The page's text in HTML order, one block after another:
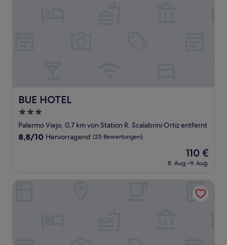
BUE HOTEL
BUE HOTEL
3.0-
Sterne-
Unterkunft
Palermo Viejo, 0,7 km von Station R. Scalabrini Ortiz entfernt
8.8
Bewertungen)
8,8/10 Hervorragend (25 Bewertungen)
Der
Preis
beträgt
110 €
8. Aug.–9. Aug.